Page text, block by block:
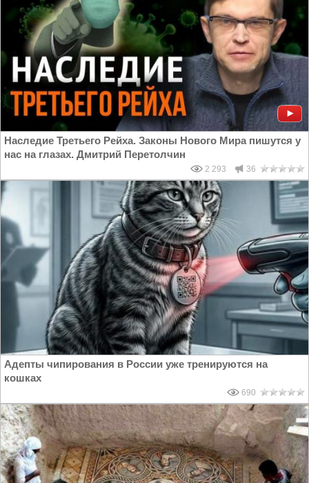
Наследие Третьего Рейха. Законы Нового Мира пишутся у
нас на глазах. Дмитрий Перетолчин
2 293 36
Адепты чипирования в России уже тренируются на
кошках
690